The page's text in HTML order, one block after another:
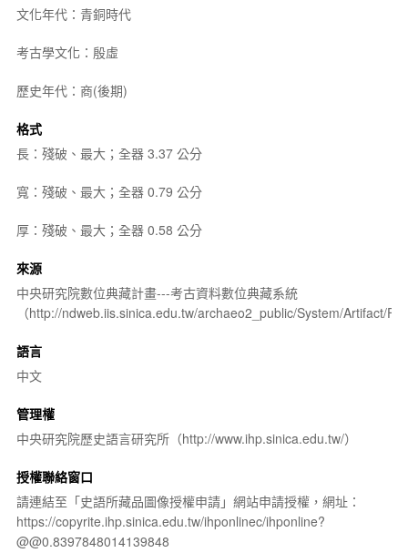
文化年代：青銅時代
考古學文化：殷虛
歷史年代：商(後期)
格式
長：殘破、最大；全器 3.37 公分
寬：殘破、最大；全器 0.79 公分
厚：殘破、最大；全器 0.58 公分
來源
中央研究院數位典藏計畫---考古資料數位典藏系統
（http://ndweb.iis.sinica.edu.tw/archaeo2_public/System/Artifact/
語言
中文
管理權
中央研究院歷史語言研究所（http://www.ihp.sinica.edu.tw/）
授權聯絡窗口
請連結至「史語所藏品圖像授權申請」網站申請授權，網址：
https://copyrite.ihp.sinica.edu.tw/ihponlinec/ihponline?
@@0.8397848014139848